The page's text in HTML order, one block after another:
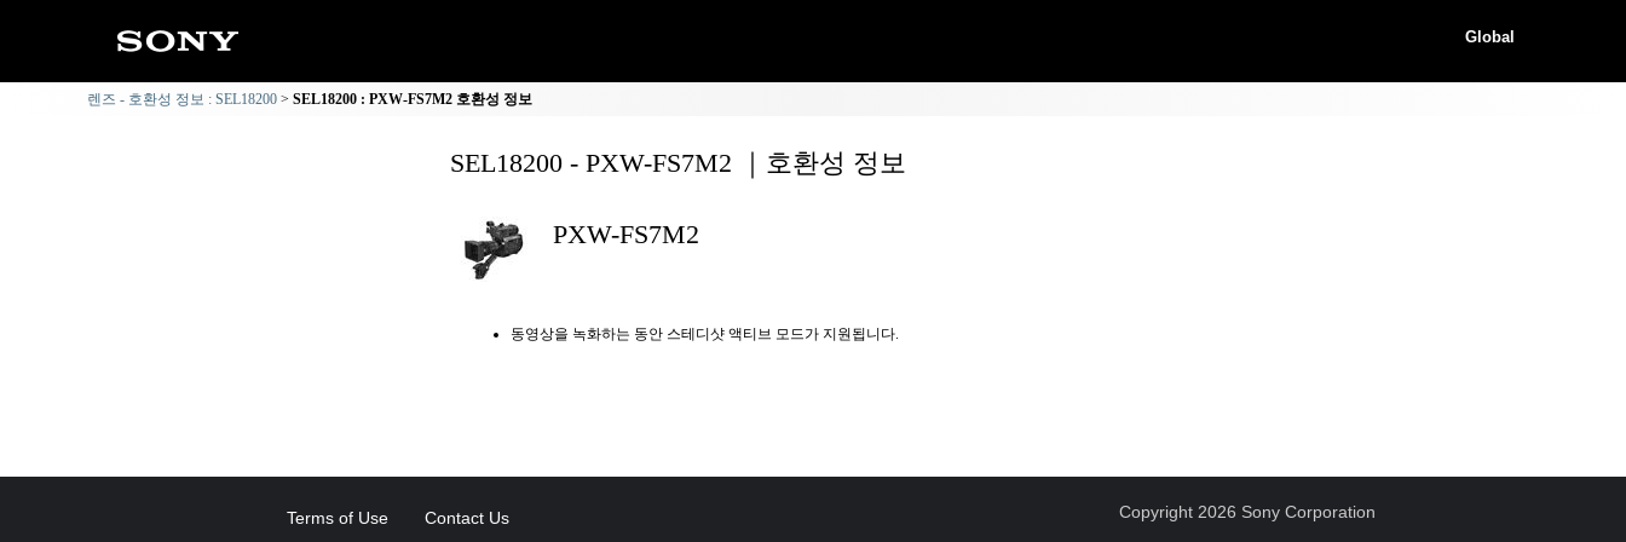
Global
렌즈 - 호환성 정보 : SEL18200 SEL18200 : PXW-FS7M2 호환성 정보
SEL18200 - PXW-FS7M2 ｜호환성 정보
PXW-FS7M2
동영상을 녹화하는 동안 스테디샷 액티브 모드가 지원됩니다.
Terms of Use Contact Us Copyright 2026 Sony Corporation